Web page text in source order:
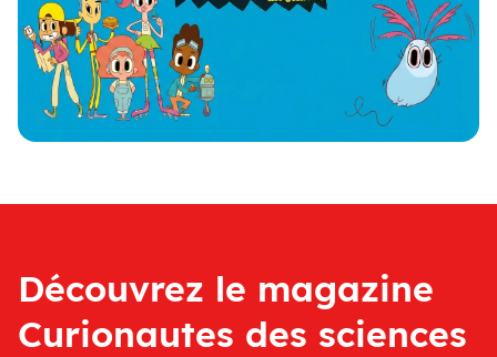
Découvrez le magazine
Curionautes des sciences